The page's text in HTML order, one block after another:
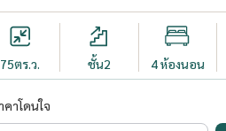
75ตร.ว. ชั้น2 4 ห้องนอน
าโดนใจ